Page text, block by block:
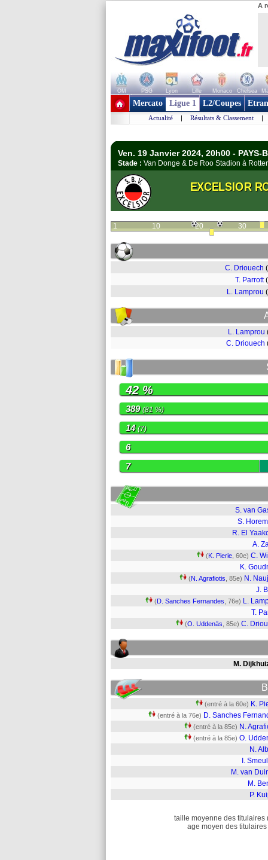
A
OM PSG Lyon Lille Monaco Chelsea
+ de clubs
Mercato Ligue 1 L2/Coupes
Actualité | Résultats & Classement |
Ven. 19 Janvier 2024, 20h00 - PAYS-
Stade : Van Donge & De Roo Stadion à
EXCELSIOR
1 10 20 30
C. Driouech
T. Parrott
L. Lamprou
L. Lamprou
C. Driouech
42 %
389(81 %)
14 (7)
6
7
S. van
S.
R. El
A.
(K. Pierie , 60e) C.
K.
(N. Agrafiotis , 85e) N.
J.
(D. Sanches Fernandes , 76e) L.
T.
(O. Uddenäs , 85e) C.
M.
(entré à la 60e) K.
(entré à la 76e) D. Sanches
(entré à la 85e) N.
(entré à la 85e) O.
N.
I.
M. van
M.
P.
taille moyenne des titulaires
age moyen des titulaires